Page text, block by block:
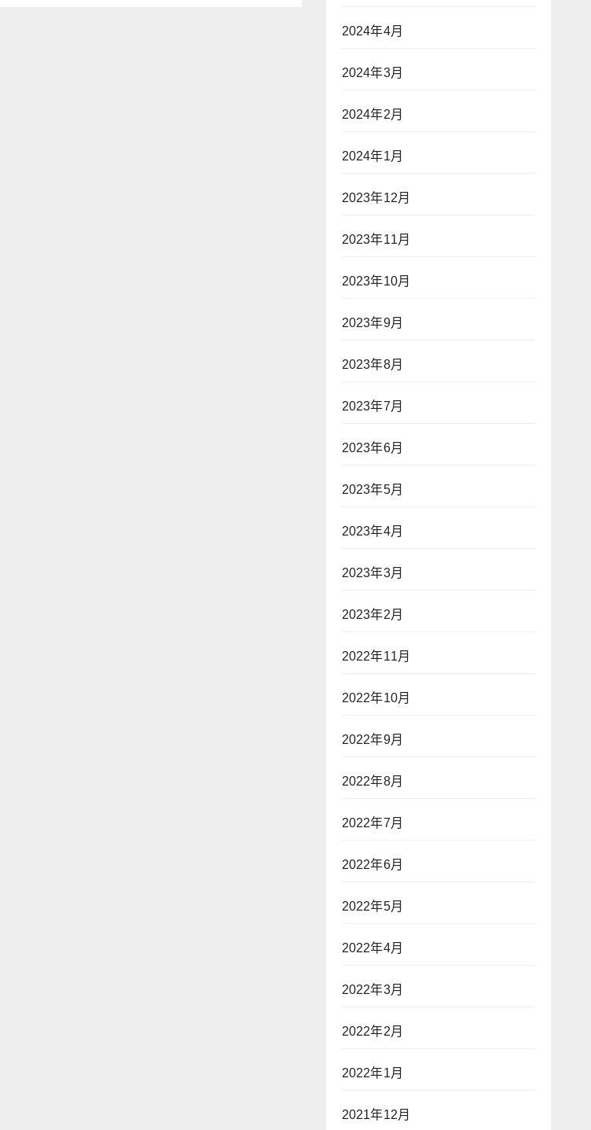
2024年4月
2024年3月
2024年2月
2024年1月
2023年12月
2023年11月
2023年10月
2023年9月
2023年8月
2023年7月
2023年6月
2023年5月
2023年4月
2023年3月
2023年2月
2022年11月
2022年10月
2022年9月
2022年8月
2022年7月
2022年6月
2022年5月
2022年4月
2022年3月
2022年2月
2022年1月
2021年12月